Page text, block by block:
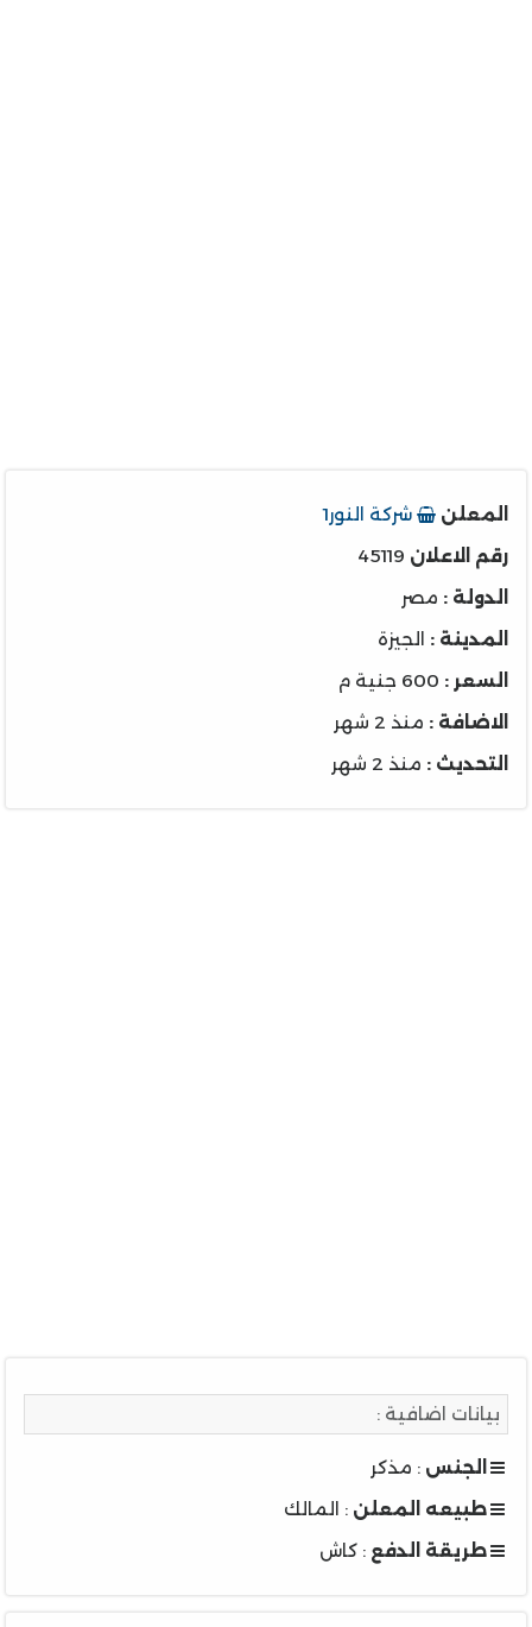
المعلن
شركة النور1
رقم الاعلان 45119
الدولة : مصر
المدينة : الجيزة
السعر : 600 جنية م
الاضافة : منذ 2 شهر
التحديث : منذ 2 شهر
بيانات اضافية :
الجنس : مذكر
طبيعه المعلن : المالك
طريقة الدفع : كاش